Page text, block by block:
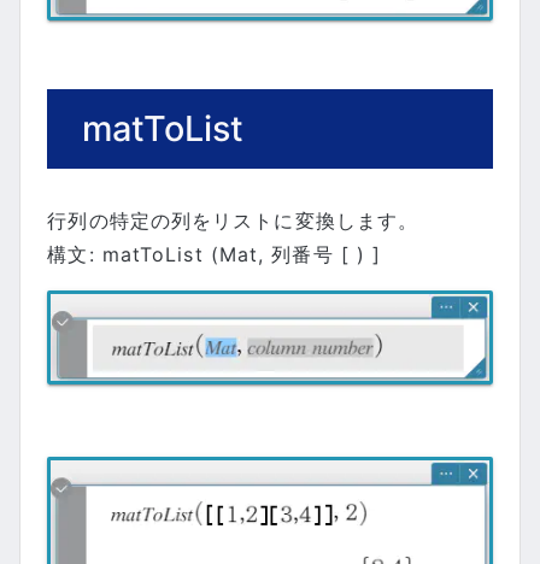
matToList
行列の特定の列をリストに変換します。
構文: matToList (Mat, 列番号 [ ) ]